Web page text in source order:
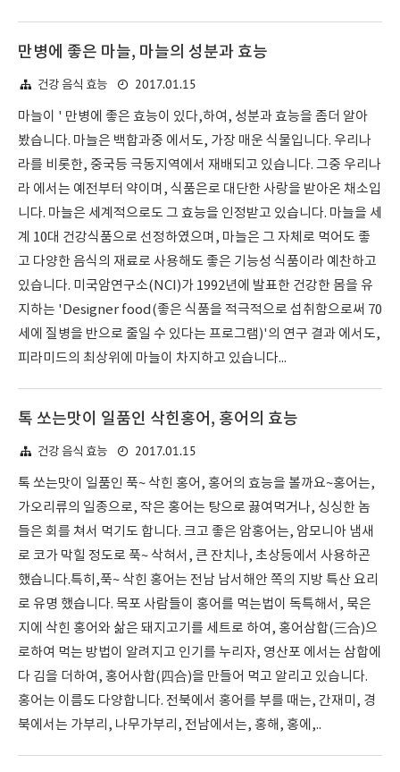
만병에 좋은 마늘, 마늘의 성분과 효능
건강 음식 효능 2017.01.15
마늘이 ' 만병에 좋은 효능이 있다,하여, 성분과 효능을 좀더 알아
봤습니다. 마늘은 백합과중 에서도, 가장 매운 식물입니다. 우리나
라를 비롯한, 중국등 극동지역에서 재배되고 있습니다. 그중 우리나
라 에서는 예전부터 약이며, 식품은로 대단한 사랑을 받아온 채소입
니다. 마늘은 세계적으로도 그 효능을 인정받고 있습니다. 마늘을 세
계 10대 건강식품으로 선정하였으며, 마늘은 그 자체로 먹어도 좋
고 다양한 음식의 재료로 사용해도 좋은 기능성 식품이라 예찬하고
있습니다. 미국암연구소(NCI)가 1992년에 발표한 건강한 몸을 유
지하는 'Designer food(좋은 식품을 적극적으로 섭취함으로써 70
세에 질병을 반으로 줄일 수 있다는 프로그램)'의 연구 결과 에서도,
피라미드의 최상위에 마늘이 차지하고 있습니다...
톡 쏘는맛이 일품인 삭힌홍어, 홍어의 효능
건강 음식 효능 2017.01.15
톡 쏘는맛이 일품인 푹~ 삭힌 홍어, 홍어의 효능을 볼까요~홍어는,
가오리류의 일종으로, 작은 홍어는 탕으로 끓여먹거나, 싱싱한 놈
들은 회를 쳐서 먹기도 합니다. 크고 좋은 암홍어는, 암모니아 냄새
로 코가 막힐 정도로 푹~ 삭혀서, 큰 잔치나, 초상등에서 사용하곤
했습니다.특히,푹~ 삭힌 홍어는 전남 남서해안 쪽의 지방 특산 요리
로 유명 했습니다. 목포 사람들이 홍어를 먹는법이 독특해서, 묵은
지에 삭힌 홍어와 삶은 돼지고기를 세트로 하여, 홍어삼합(三合)으
로하여 먹는 방법이 알려지고 인기를 누리자, 영산포 에서는 삼합에
다 김을 더하여, 홍어사합(四合)을 만들어 먹고 알리고 있습니다.
홍어는 이름도 다양합니다. 전북에서 홍어를 부를 때는, 간재미, 경
북에서는 가부리, 나무가부리, 전남에서는, 홍해, 홍에,..